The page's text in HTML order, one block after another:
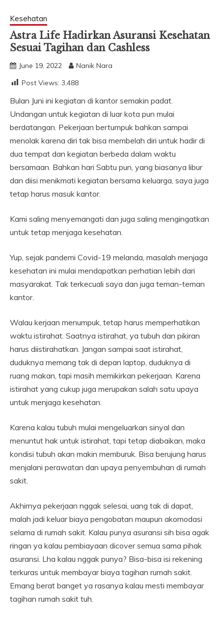
Kesehatan
Astra Life Hadirkan Asuransi Kesehatan
Sesuai Tagihan dan Cashless
June 19, 2022
Nanik Nara
Post Views: 3,488
Bulan Juni ini kegiatan di kantor semakin padat.
Undangan untuk kegiatan di luar kota pun mulai
berdatangan. Pekerjaan bertumpuk bahkan sampai
menolak karena diri tak bisa membelah diri untuk hadir di
dua tempat dan kegiatan berbeda dalam waktu
bersamaan. Bahkan hari Sabtu pun, yang biasanya libur
dan diisi menikmati kegiatan bersama keluarga, saya juga
tetap harus masuk kantor.
Kami saling menyemangati dan juga saling mengingatkan
untuk tetap menjaga kesehatan.
Yup, sejak pandemi Covid-19 melanda, masalah menjaga
kesehatan ini mulai mendapatkan perhatian lebih dari
masyarakat. Tak terkecuali saya dan juga teman-teman
kantor.
Walau kerjaan menumpuk, tetap harus memperhatikan
waktu istirahat. Saatnya istirahat, ya tubuh dan pikiran
harus diistirahatkan. Jangan sampai saat istirahat,
duduknya memang tak di depan laptop, duduknya di
ruang makan, tapi masih memikirkan pekerjaan. Karena
istirahat yang cukup juga merupakan salah satu upaya
untuk menjaga kesehatan.
Karena kalau tubuh mulai mengeluarkan sinyal dan
menuntut hak untuk istirahat, tapi tetap diabaikan, maka
kondisi tubuh akan makin memburuk. Bisa berujung harus
menjalani perawatan dan upaya penyembuhan di rumah
sakit.
Akhirnya pekerjaan nggak selesai, uang tak di dapat,
malah jadi keluar biaya pengobatan maupun akomodasi
selama di rumah sakit. Kalau punya asuransi sih bisa agak
ringan ya kalau pembiayaan dicover semua sama pihak
asuransi. Lha kalau nggak punya? Bisa-bisa isi rekening
terkuras untuk membayar biaya tagihan rumah sakit.
Emang berat banget ya rasanya kalau mesti membayar
tagihan rumah sakit tuh.